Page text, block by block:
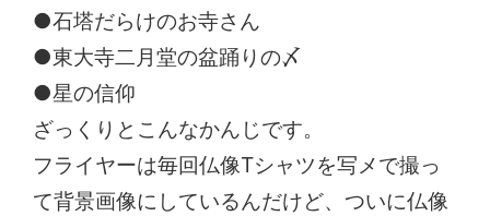
●石塔だらけのお寺さん
●東大寺二月堂の盆踊りの〆
●星の信仰
ざっくりとこんなかんじです。
フライヤーは毎回仏像Tシャツを写メで撮っ
て背景画像にしているんだけど、ついに仏像